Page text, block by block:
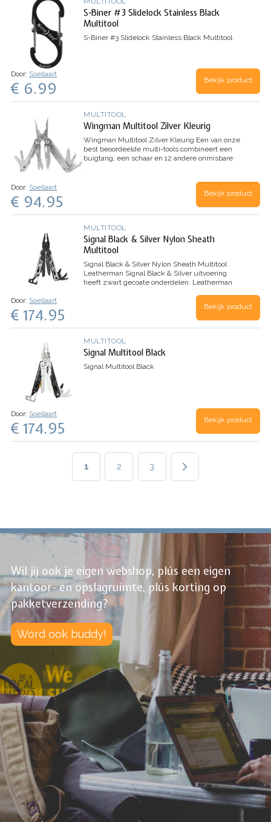
S-Biner #3 Slidelock Stainless Black
Multitool
S-Biner #3 Slidelock Stainless Black Multitool
Door: Soellaart
€ 6.99 Bekijk product
MULTITOOL
Wingman Multitool Zilver Kleurig
Wingman Multitool Zilver Kleurig Een van onze
best beoordeelde multi-tools combineert een
buigtang, een schaar en 12 andere onmisbare
Door: Soellaart
€ 94.95 Bekijk product
MULTITOOL
Signal Black & Silver Nylon Sheath
Multitool
Signal Black & Silver Nylon Sheath Multitool
Leatherman Signal Black & Silver uitvoering
heeft zwart gecoate onderdelen. Leatherman
voor de avonturier, vissers en jagers. Naast de…
Door: Soellaart
€ 174.95 Bekijk product
MULTITOOL
Signal Multitool Black
Signal Multitool Black
Door: Soellaart
€ 174.95 Bekijk product
Paginering
Huidige
1 Page
2 Page
3
Wil jij ook je eigen webshop, plús een eigen
kantoor- en opslagruimte, plús korting op
pakketverzending?
Word ook buddy!